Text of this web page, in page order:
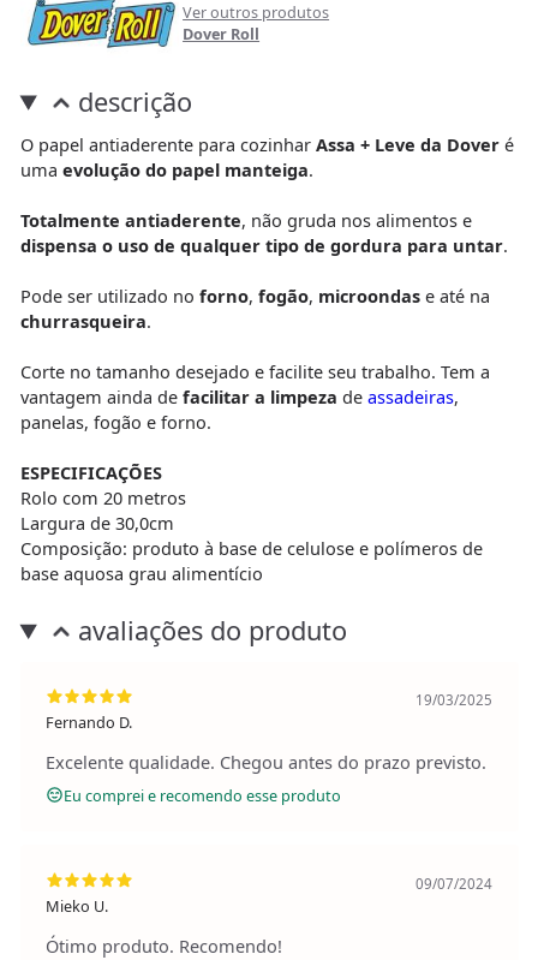
Ver outros produtos
Dover Roll
descrição
O papel antiaderente para cozinhar Assa + Leve da Doveré
uma evolução do papel manteiga.
Totalmente antiaderente, não gruda nos alimentos e
dispensa o uso de qualquer tipo de gordura para untar.
Pode ser utilizado no forno, fogão, microondase até na
churrasqueira.
Corte no tamanho desejado e facilite seu trabalho. Tem a
vantagem ainda de facilitar a limpeza de assadeiras,
panelas, fogão e forno.
ESPECIFICAÇÕES
Rolo com 20 metros
Largura de 30,0cm
Composição: produto à base de celulose e polímeros de
base aquosa grau alimentício
avaliações do produto
Fernando D.
19/03/2025
Excelente qualidade. Chegou antes do prazo previsto.
Eu comprei e recomendo esse produto
Mieko U.
09/07/2024
Ótimo produto. Recomendo!